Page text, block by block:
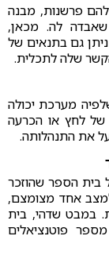
פרשנות, מבנה
לה. מכאן,
גם בתנאים של
שלה לתכלית.
מערכת יכולה
של לחץ או הכרעה
את התנהלותה.
בית הספר שהוזכר
אחד מצומצם,
במבט שדהי, בית
פוטנציאלים